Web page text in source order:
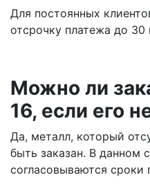
Для постоянных
отсрочку платежа до 30
Можно ли
16, если его
Да, металл, который
быть заказан. В данном
согласовываются сроки